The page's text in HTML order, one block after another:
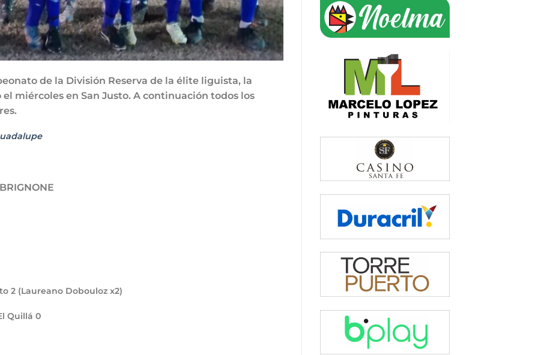
de la División Reserva de la élite liguista, la
miércoles en San Justo. A continuación todos los
2 (Laureano Dobouloz x2)
Quillá 0